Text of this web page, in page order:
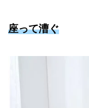
座って漕ぐ